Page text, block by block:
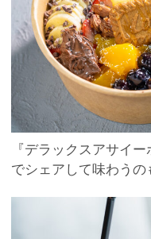
『デラックスアサイ
でシェアして味わうの